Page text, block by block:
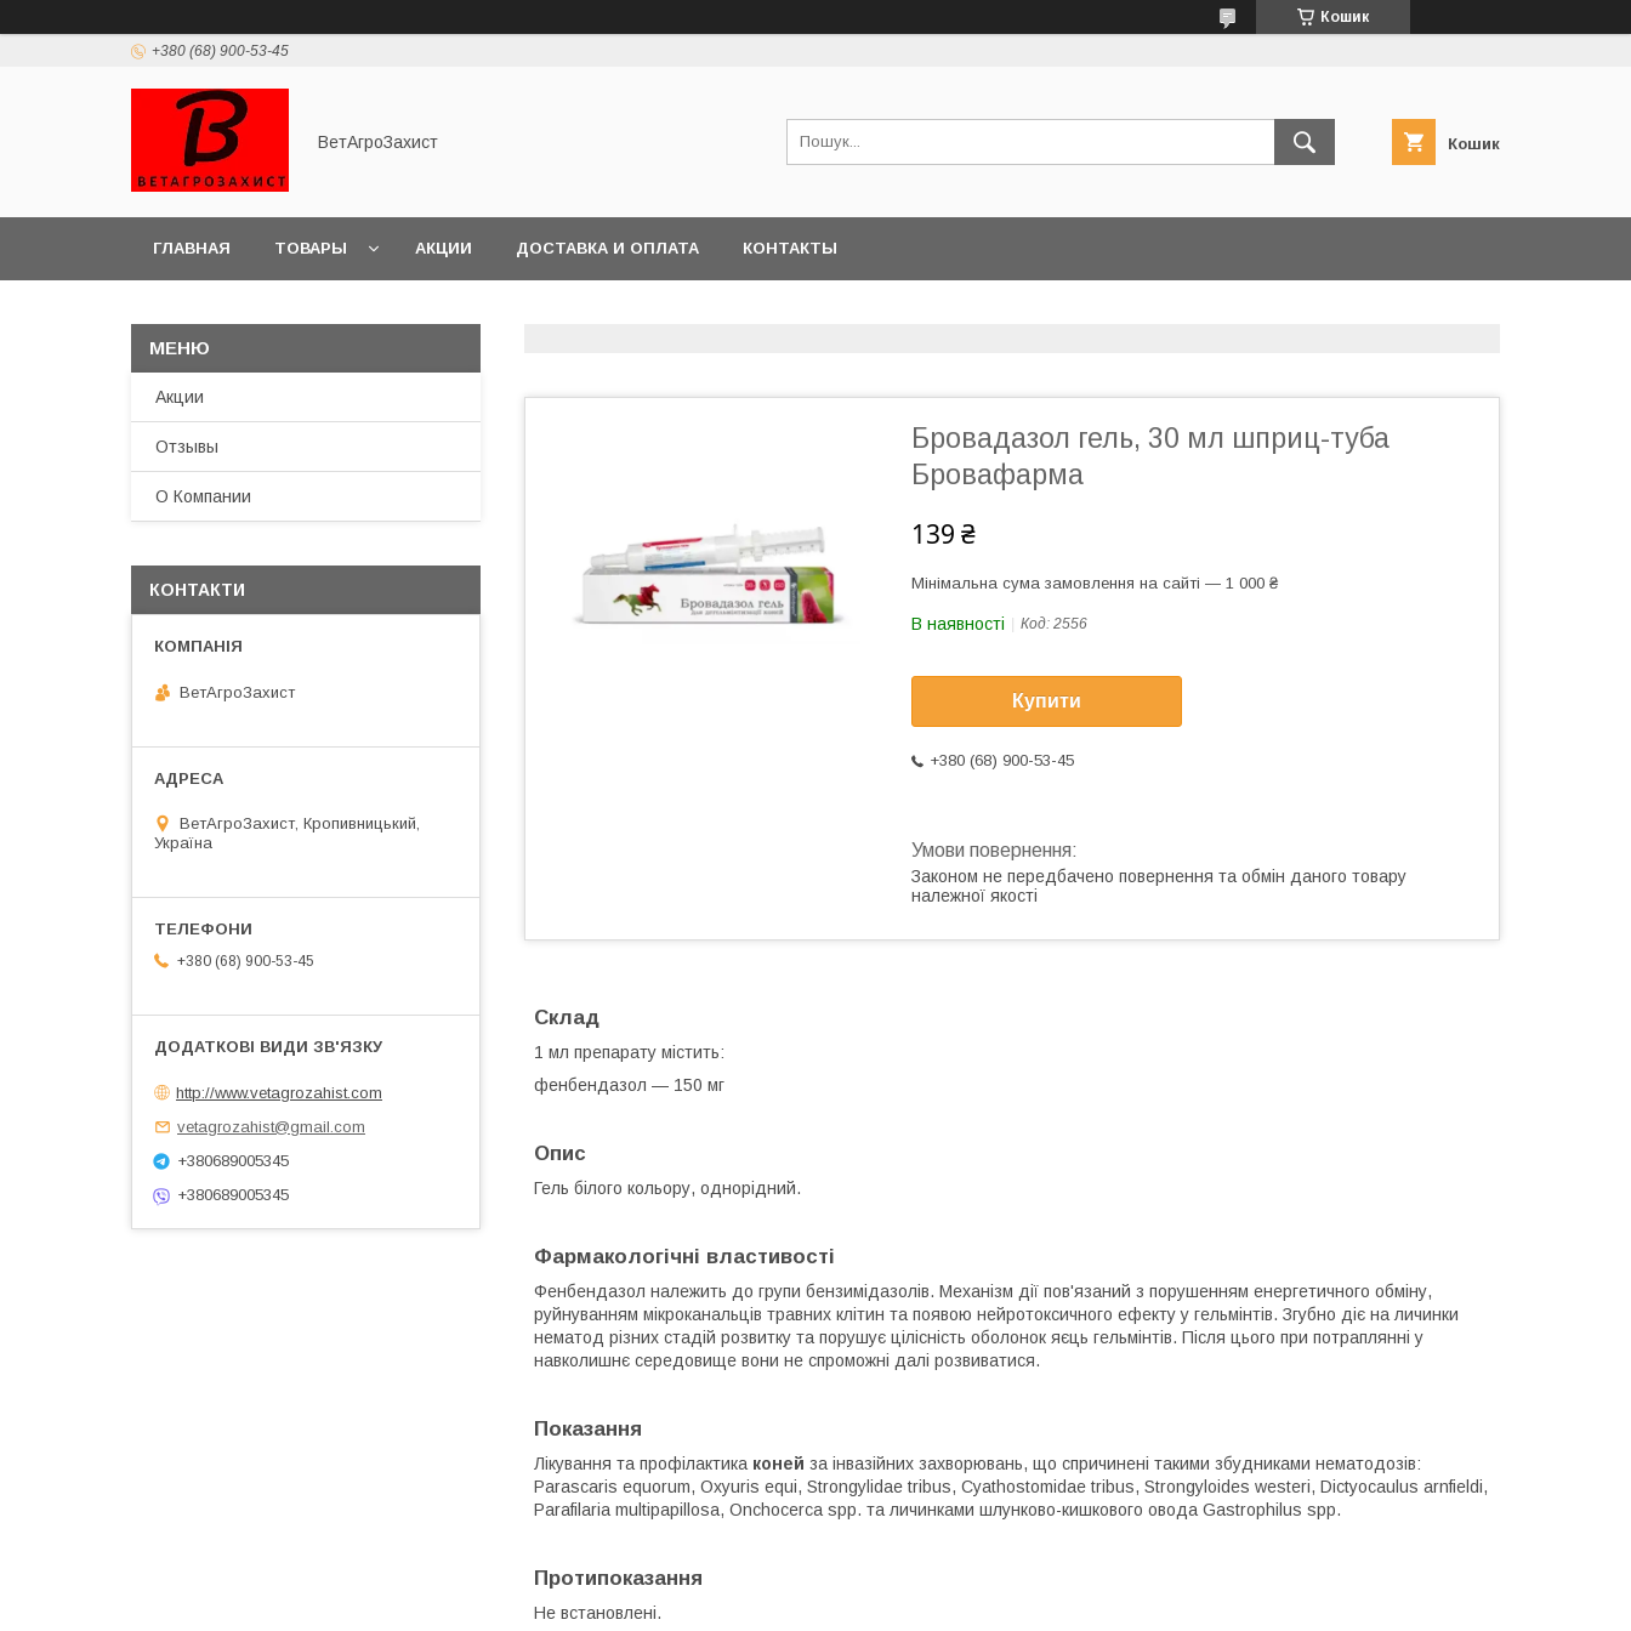
Кошик
+380 (68) 900-53-45
ВетАгроЗахист Кошик
ГЛАВНАЯ ТОВАРЫ АКЦИИ ДОСТАВКА И ОПЛАТА КОНТАКТЫ
Бровадазол гель, 30 мл шприц-туба
Бровафарма
139 ₴
Мінімальна сума замовлення на сайті — 1 000 ₴
В наявності Код: 2556
Купити
+380 (68) 900-53-45
Законом не передбачено повернення та обмін даного товару
належної якості
Склад
1 мл препарату містить:
фенбендазол — 150 мг
Опис
Гель білого кольору, однорідний.
Фармакологічні властивості
Фенбендазол належить до групи бензимідазолів. Механізм дії пов'язаний з порушенням енергетичного обміну,
руйнуванням мікроканальців травних клітин та появою нейротоксичного ефекту у гельмінтів. Згубно діє на личинки
нематод різних стадій розвитку та порушує цілісність оболонок яєць гельмінтів. Після цього при потраплянні у
навколишнє середовище вони не спроможні далі розвиватися.
Показання
Лікування та профілактика коней за інвазійних захворювань, що спричинені такими збудниками нематодозів:
Parascaris equorum, Охуuris equi, Strongylidae tribus, Cyathostomidae tribus, Strongyloides westeri, Dictyocaulus arnfieldi,
Раrafilaria multipapillosa, Оnchоcerca spp. та личинками шлунково-кишкового овода Gastrophilus sрр.
Протипоказання
Не встановлені.
Акции
Отзывы
О Компании
КОНТАКТИ
ВетАгроЗахист
ВетАгроЗахист, Кропивницький,
Україна
+380 (68) 900-53-45
http://www.vetagrozahist.com
vetagrozahist@gmail.com
+380689005345
+380689005345